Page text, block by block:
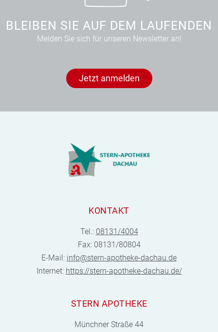
BLEIBEN SIE AUF DEM LAUFENDEN
Melden Sie sich für unseren Newsletter an!
Jetzt anmelden
KONTAKT
Tel.: 08131/4004
Fax: 08131/80804
E-Mail: info@stern-apotheke-dachau.de
Internet: https://stern-apotheke-dachau.de/
STERN APOTHEKE
Münchner Straße 44